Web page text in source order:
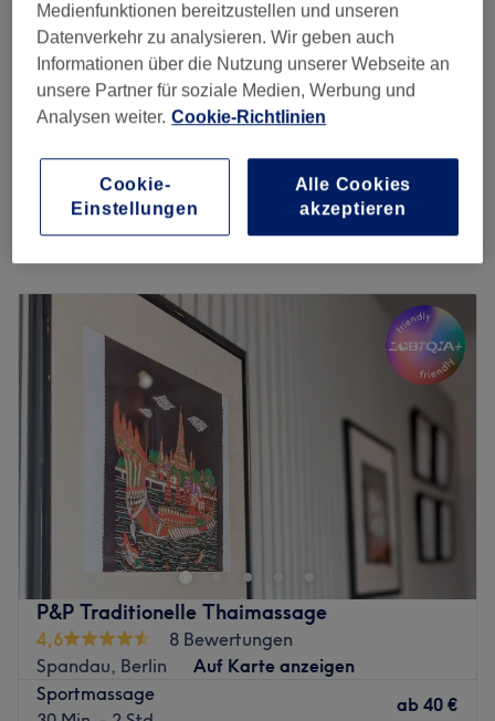
Amathai by Supranee
4,9
238 Bewertungen
Gierkekiez, Berlin
Sportmassage
1 Std. - 2 Std.
Schnellansicht Saloninfos
19:00
Mittwoch
19:00
Donnerstag
–19:00
Freitag
19:00
Samstag
19:00
Sonntag
10:00–
Amathai by Supranee ist dein Rückzugsort mitten in
Charlottenburg – hier trifft traditionelle thailändische
Massage auf stilvolle Ruhe und achtsame Entspannung.
Hier erlebst du eine Auszeit, in der Körper und Geist zur
Ruhe kommen. Die Behandlungen reichen von klassischer
Thai-Massage über sanfte Dehnungen und Mobilisation
bis zu Wellnessmomenten, die Verspannungen lösen und
neue Lebensenergie schenken. Harmonie, Atmosphäre
und Qualität stehen bei Amathai an erster Stelle – egal
P&P Traditionelle Thaimassage
4,6
8 Bewertungen
Spandau, Berlin
Auf Karte anzeigen
Sportmassage
ab 40 €
Medienfunktionen bereitzustellen und unseren
Datenverkehr zu analysieren. Wir geben auch
Informationen über die Nutzung unserer Webseite an
unsere Partner für soziale Medien, Werbung und
Analysen weiter. Cookie-Richtlinien
Cookie-
Einstellungen
Alle Cookies
akzeptieren